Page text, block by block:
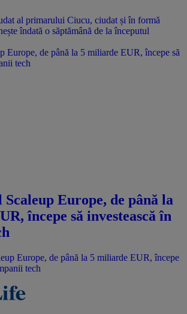
Europe, de până la 5 miliarde EUR, începe să
tech
Europe, de până la
începe să investească în